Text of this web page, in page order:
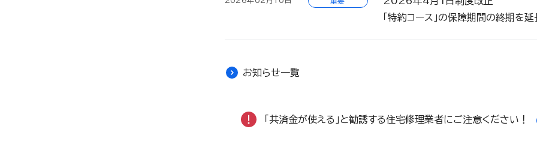
「特約コース」の保障期間の終期を延
お知らせ一覧
「共済金が使える」と勧誘する住宅修理業者にご注意ください！